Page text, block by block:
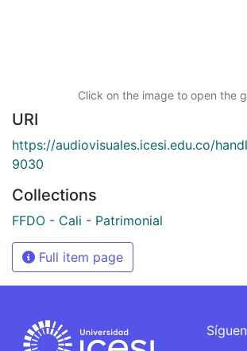
Click on the image to open the
URI
https://audiovisuales.icesi.edu.co/
9030
Collections
FFDO - Cali - Patrimonial
Full item page